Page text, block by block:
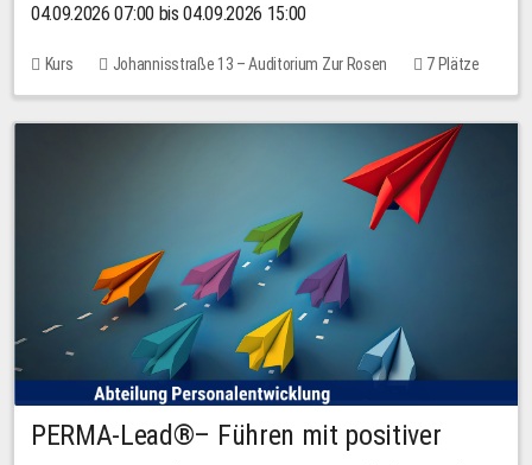
04.09.2026 07:00 bis 04.09.2026 15:00
Kurs Johannisstraße 13 – Auditorium Zur Rosen
7 Plätze
10,00 EUR
PERMA-Lead®– Führen mit positiver